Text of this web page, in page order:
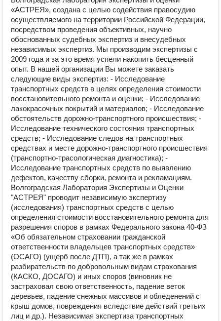
«АСТРЕЯ», создана с целью содействия правосудию
осуществляемого на территории Российской Федерации,
посредством проведения объективных, научно
обоснованных судебных экспертиз и внесудебных
независимых экспертиз. Мы производим экспертизы с
2009 года и за это время успели накопить бесценный
опыт. В нашей организации Вы можете заказать
следующие виды экспертиз: - Исследование
транспортных средств в целях определения стоимости
восстановительного ремонта и оценки; - Исследование
лакокрасочных покрытий и материалов; - Исследование
обстоятельств дорожно-транспортного происшествия; -
Исследование технического состояния транспортных
средств; - Исследование следов на транспортных
средствах и месте дорожно-транспортного происшествия
(транспортно-трасологическая диагностика); -
Исследование транспортных средств по выявлению
дефектов, качеству сборки, ремонта и рекламациям.
Волгоградская Лаборатория Экспертизы и Оценки
"АСТРЕЯ" проводит независимую экспертизу
(исследования) транспортных средств с целью
определения стоимости восстановительного ремонта для
разрешения споров в рамках Федерального закона 40-ФЗ
«Об обязательном страховании гражданской
ответственности владельцев транспортных средств»
(ОСАГО) (ущерб после ДТП), а так же в рамках
разбирательств по добровольным видам страхования
(КАСКО, ДОСАГО) и иных споров (виновник не
застраховал свою ответственность, падение веток
деревьев, падение снежных массивов и обледенений с
крыш домов, повреждения вследствие действий третьих
лиц и др.). Независимая экспертиза транспортных